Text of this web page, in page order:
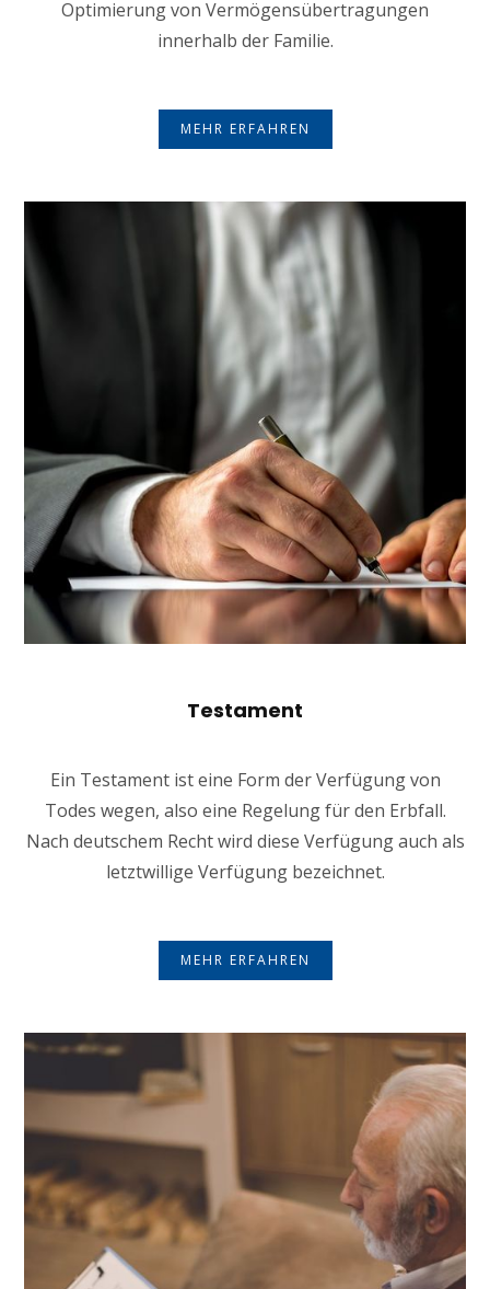
Optimierung von Vermögensübertragungen
innerhalb der Familie.
MEHR ERFAHREN
Testament
Ein Testament ist eine Form der Verfügung von
Todes wegen, also eine Regelung für den Erbfall.
Nach deutschem Recht wird diese Verfügung auch als
letztwillige Verfügung bezeichnet.
MEHR ERFAHREN